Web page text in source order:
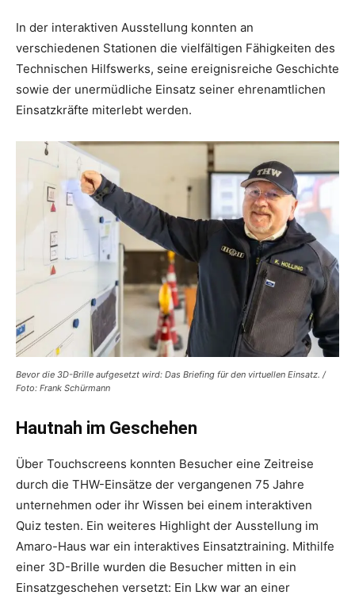
In der interaktiven Ausstellung konnten an
verschiedenen Stationen die vielfältigen Fähigkeiten des
Technischen Hilfswerks, seine ereignisreiche Geschichte
sowie der unermüdliche Einsatz seiner ehrenamtlichen
Einsatzkräfte miterlebt werden.
Bevor die 3D-Brille aufgesetzt wird: Das Briefing für den virtuellen Einsatz. /
Foto: Frank Schürmann
Hautnah im Geschehen
Über Touchscreens konnten Besucher eine Zeitreise
durch die THW-Einsätze der vergangenen 75 Jahre
unternehmen oder ihr Wissen bei einem interaktiven
Quiz testen. Ein weiteres Highlight der Ausstellung im
Amaro-Haus war ein interaktives Einsatztraining. Mithilfe
einer 3D-Brille wurden die Besucher mitten in ein
Einsatzgeschehen versetzt: Ein Lkw war an einer